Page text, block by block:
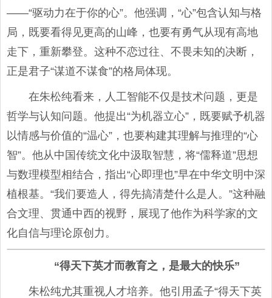
——“驱动力在于你的心”。他强调，“心”包含认知与格
局，既要看得见更高的山峰，也要有勇气从现有高地
走下，重新攀登。这种不恋过往、不畏未知的决断，
正是君子“谋道不谋食”的格局体现。
在朱松纯看来，人工智能不仅是技术问题，更是
哲学与认知问题。他提出“为机器立心”，既要赋予机器
以情感与价值的“温心”，也要构建其理解与推理的“心
智”。他从中国传统文化中汲取智慧，将“儒释道”思想
与数理模型相结合，指出“心即理也”早在中华文明中深
植根基。“我们要造人，得先搞清楚什么是人。”这种融
合文理、贯通中西的视野，展现了他作为科学家的文
化自信与理论原创力。
“得天下英才而教育之，是最大的快乐”
朱松纯尤其重视人才培养。他引用孟子“得天下英